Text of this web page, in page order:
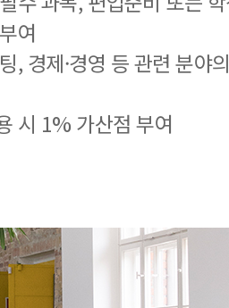
여
, 경제·경영 등 관련 분야
시 1% 가산점 부여